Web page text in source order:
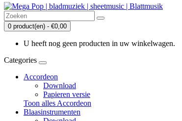
0 product(en) - €0,00
U heeft nog geen producten in uw winkelwagen.
Categories
Accordeon
Download
Papieren versie
Toon alles Accordeon
Blaasinstrumenten